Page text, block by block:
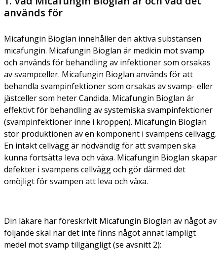
används för
Micafungin Bioglan innehåller den aktiva substansen
micafungin. Micafungin Bioglan är medicin mot svamp
och används för behandling av infektioner som orsakas
av svampceller. Micafungin Bioglan används för att
behandla svampinfektioner som orsakas av svamp- eller
jästceller som heterCandida. Micafungin Bioglan är
effektivt för behandling av systemiska svampinfektioner
(svampinfektioner inne i kroppen). Micafungin Bioglan
stör produktionen av en komponent i svampens cellvägg.
En intakt cellvägg är nödvändig för att svampen ska
kunna fortsätta leva och växa. Micafungin Bioglan skapar
defekter i svampens cellvägg och gör därmed det
omöjligt för svampen att leva och växa.
Din läkare har föreskrivit Micafungin Bioglan av något av
följande skäl när det inte finns något annat lämpligt
medel mot svamp tillgängligt (se avsnitt 2):